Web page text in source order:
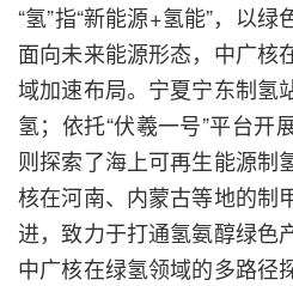
“氢”指“新能源+氢能”，以绿
面向未来能源形态，中广核
域加速布局。宁夏宁东制氢
氢；依托“伏羲一号”平台开
则探索了海上可再生能源制
核在河南、内蒙古等地的制
进，致力于打通氢氨醇绿色
中广核在绿氢领域的多路径